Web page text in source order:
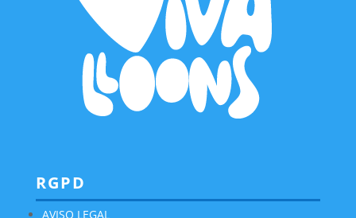
RGPD
AVISO LEGAL